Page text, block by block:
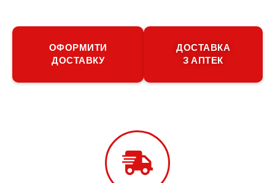
ОФОРМИТИ
ДОСТАВКУ
ДОСТАВКА
З АПТЕК
Самбір
Щасливе
Шепетівка
Шостка
Софіївська Борщагівка